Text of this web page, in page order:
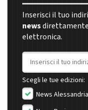
Inserisci il tuo
news
elettronica.
Indirizzo email
Scegli le tue edizioni:
News Alessandria